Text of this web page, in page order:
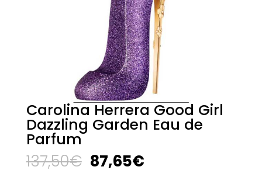
Carolina Herrera Good Girl
Dazzling Garden Eau de
Parfum
137,50€ El
precio
87,65€El